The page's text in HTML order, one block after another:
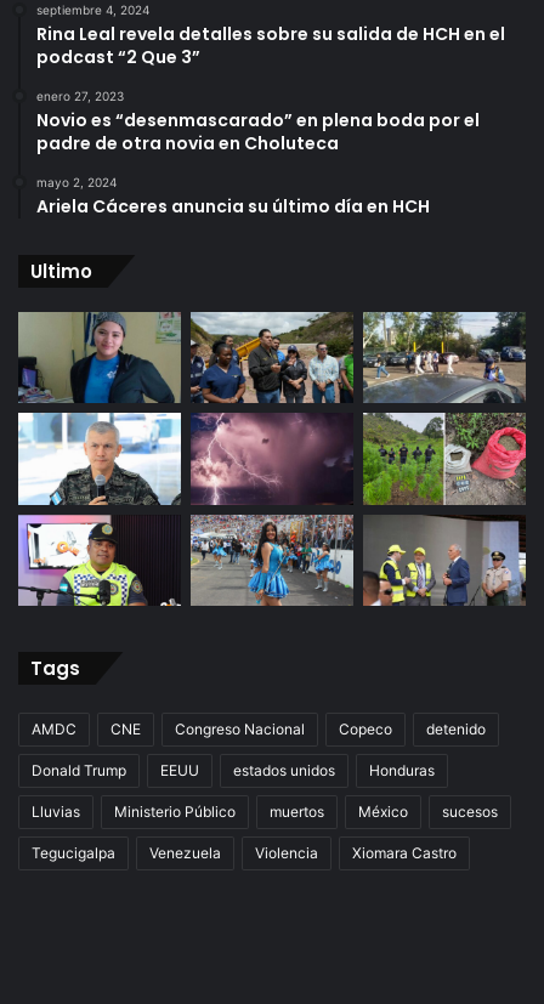
septiembre 4, 2024
Rina Leal revela detalles sobre su salida de HCH en el
podcast “2 Que 3”
enero 27, 2023
Novio es “desenmascarado” en plena boda por el
padre de otra novia en Choluteca
mayo 2, 2024
Ariela Cáceres anuncia su último día en HCH
Ultimo
Tags
AMDC CNE Congreso Nacional Copeco detenido
Donald Trump EEUU estados unidos Honduras
Lluvias Ministerio Público muertos México sucesos
Tegucigalpa Venezuela Violencia Xiomara Castro